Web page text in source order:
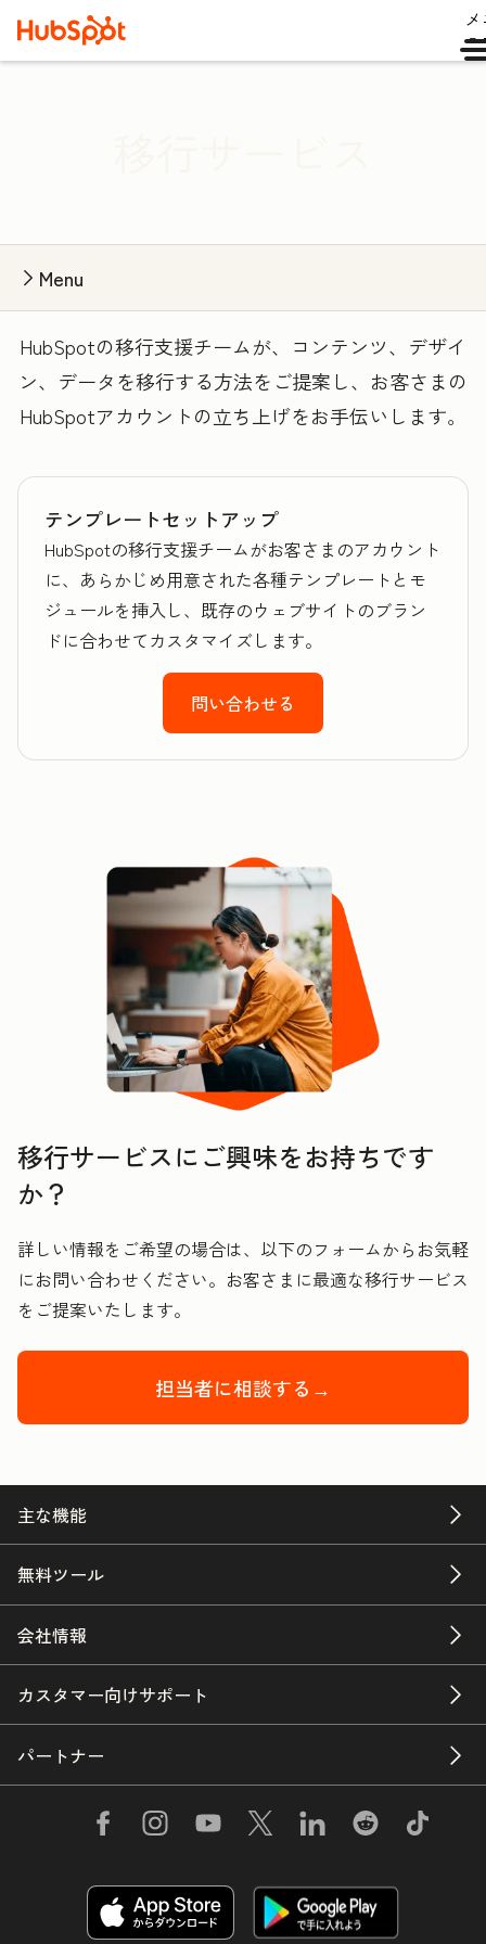
Menu
HubSpotの移行支援チームが、コンテンツ、デザイ
ン、データを移行する方法をご提案し、お客さまの
HubSpotアカウントの立ち上げをお手伝いします。
テンプレートセットアップ
HubSpotの移行支援チームがお客さまのアカウント
に、あらかじめ用意された各種テンプレートとモ
ジュールを挿入し、既存のウェブサイトのブラン
ドに合わせてカスタマイズします。
問い合わせる
移行サービスにご興味をお持ちです
か？
詳しい情報をご希望の場合は、以下のフォームからお気軽
にお問い合わせください。お客さまに最適な移行サービス
をご提案いたします。
担当者に相談する→
主な機能
無料ツール
会社情報
カスタマー向けサポート
パートナー